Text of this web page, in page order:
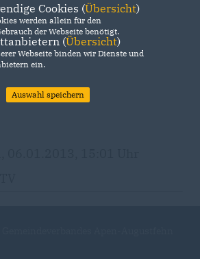
Cookies (Übersicht)
werden allein für den
der Webseite benötigt.
(Übersicht)
Webseite binden wir Dienste und
ein.
Auswahl speichern